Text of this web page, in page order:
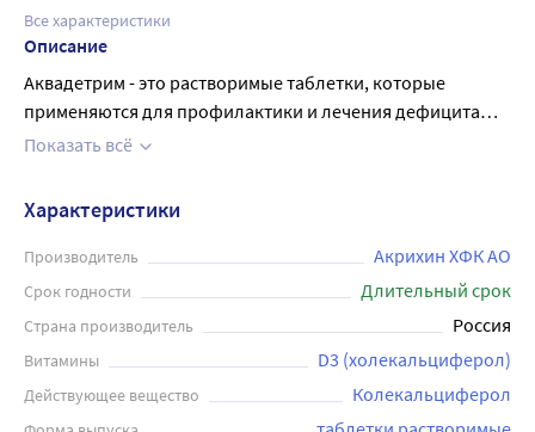
Все характеристики
Описание
Аквадетрим - это растворимые таблетки, которые
применяются для профилактики и лечения дефицита
витамина D в организме. Один пакет содержит 60
укреплению костей и зубов, повышает иммунитет и
уменьшает риск заболеваний, связанных с недостатком
витамина D. Аквадетрим рекомендуется принимать по
указанию врача, после анализа уровня витамина D в
растворять в небольшом количестве воды или сока и
принимать внутрь непосредственно после
приготовления. Продукт не рекомендуется принимать
при наличии аллергических реакций на витамин D или
Показать всё
Характеристики
Производитель Акрихин ХФК АО
Срок годности Длительный срок
Страна производитель Россия
Витамины D3 (холекальциферол)
Действующее вещество Колекальциферол